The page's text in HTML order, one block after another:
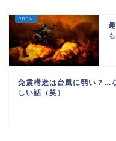
免震構造は台風に弱い？…
しい話（笑）